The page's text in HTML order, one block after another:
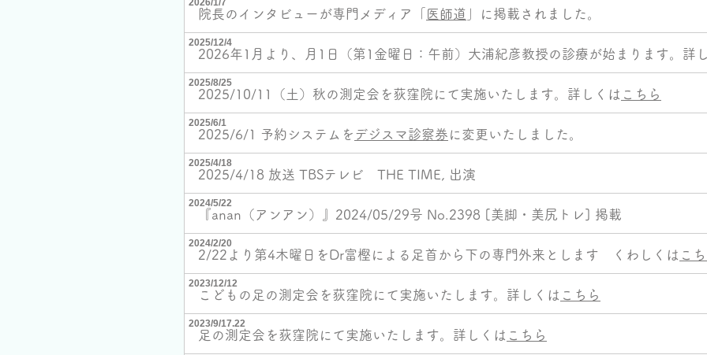
2026/1/7
院長のインタビューが専門メディア「 医師道 」に掲載されました。
2025/12/4
2026年1月より、月1日（第1金曜日：午前）大浦紀彦教授の診療が始まります。詳
2025/8/25
2025/10/11（土）​秋の測定会を荻窪院にて実施いたします。詳しくは こちら
2025/6/1
2025/6/1 予約システムを デジスマ診察券 に変更いたしました。
2025/4/18
2025/4/18 放送 TBSテレビ THE TIME, 出演
2024/5/22
『anan（アンアン）』2024/05/29号 No.2398 [美脚・美尻トレ] 掲載
2024/2/20
2/22より第4木曜日をDr富樫による足首から下の専門外来とします くわしくは こ
2023/12/12
​こどもの足の測定会を荻窪院にて実施いたします。詳しくは こちら
2023/9/17.22
​足の測定会を荻窪院にて実施いたします。詳しくは こちら